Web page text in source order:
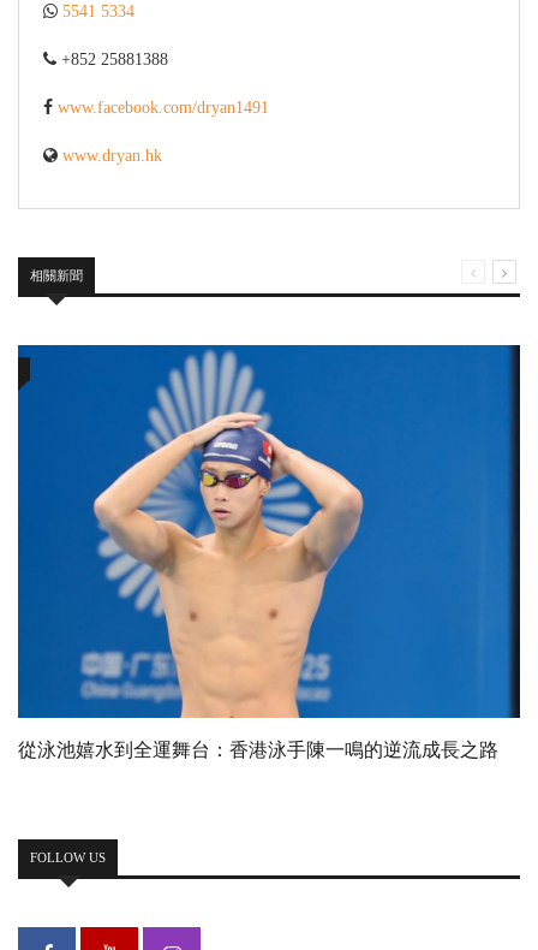
5541 5334
+852 25881388
www.facebook.com/dryan1491
www.dryan.hk
相關新聞
從泳池嬉水到全運舞台：香港泳手陳一鳴的逆流成長之路
FOLLOW US